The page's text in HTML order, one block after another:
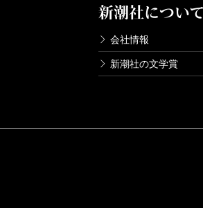
新潮社について
会社情報
新潮社の文学賞